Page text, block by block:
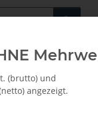
(brutto) und
angezeigt.